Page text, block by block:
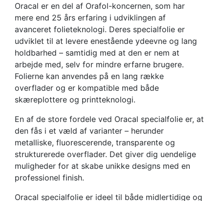
Oracal er en del af Orafol-koncernen, som har
mere end 25 års erfaring i udviklingen af
avanceret folieteknologi. Deres specialfolie er
udviklet til at levere enestående ydeevne og lang
holdbarhed – samtidig med at den er nem at
arbejde med, selv for mindre erfarne brugere.
Folierne kan anvendes på en lang række
overflader og er kompatible med både
skæreplottere og printteknologi.
En af de store fordele ved Oracal specialfolie er, at
den fås i et væld af varianter – herunder
metalliske, fluorescerende, transparente og
strukturerede overflader. Det giver dig uendelige
muligheder for at skabe unikke designs med en
professionel finish.
Oracal specialfolie er ideel til både midlertidige og